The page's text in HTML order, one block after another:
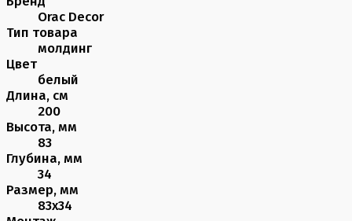
Orac Decor
Тип товара
молдинг
Цвет
белый
Длина, см
200
Высота, мм
83
Глубина, мм
34
Размер, мм
83х34